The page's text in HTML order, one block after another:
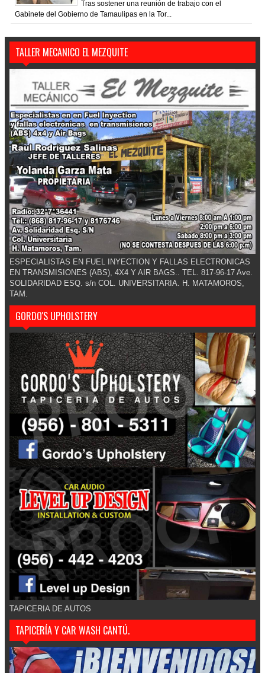
Tras sostener una reunión de trabajo con el
Gabinete del Gobierno de Tamaulipas en la Tor...
TALLER MECANICO EL MEZQUITE
ESPECIALISTAS EN FUEL INYECTION Y FALLAS ELECTRONICAS
EN TRANSMISIONES (ABS), 4X4 Y AIR BAGS.. TEL. 817-96-17 Ave.
SOLIDARIDAD ESQ. s/n COL. UNIVERSITARIA. H. MATAMOROS,
TAM.
GORDO'S UPHOLSTERY
TAPICERIA DE AUTOS
TAPICERÍA Y CAR WASH CANTÚ.